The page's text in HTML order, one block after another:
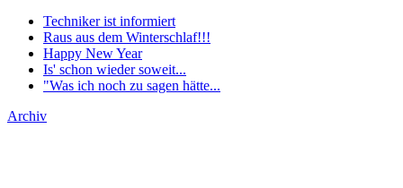
Techniker ist informiert
Raus aus dem Winterschlaf!!!
Happy New Year
Is' schon wieder soweit...
"Was ich noch zu sagen hätte...
Archiv